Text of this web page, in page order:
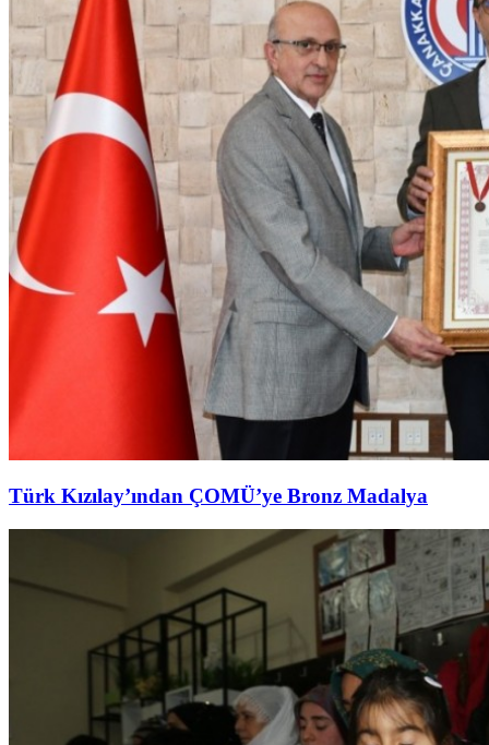
Türk Kızılay’ından ÇOMÜ’ye Bronz Madalya